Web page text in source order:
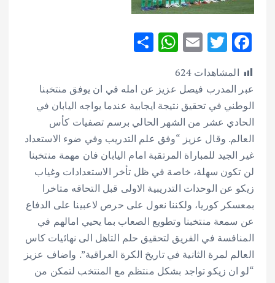
F
ac
e
b
o
o
k
T
w
it
te
r
E
ai
l
W
at
s
A
p
p
ar
e
المشاهدات 624
عبر المدرب فيصل عزيز عن امله في ان يوفق منتخبنا
الوطني في تحقيق نتيجة ايجابية عندما يواجه اليابان في
الحادي عشر من الشهر الحالي برسم تصفيات كأس
العالم. وقال عزيز “وفق علم التدريب وفي ضوء الاستعداد
غير الجيد للمباراة المرتقبة امام اليابان فان مهمة منتخبنا
لن تكون سهلة، خاصة في ظل تأخر الاستعدادات وغياب
زيكو عن الوحدات التدريبية الاولى قبل التحاقه متاخرا
بمعسكر كوريا، ولكننا نعول على حرص لاعبينا على الدفاع
عن سمعة منتخبنا وتطويع الصعاب بما يحيي امالهم في
المنافسة في الفريق لتحقيق حلم التاهل الى نهائيات كاس
العالم لمرة الثانية في تاريخ الكرة العراقية”. واضاف عزيز
“لو ان زيكو تواجد بشكل منتظم مع المنتخب لتمكن من